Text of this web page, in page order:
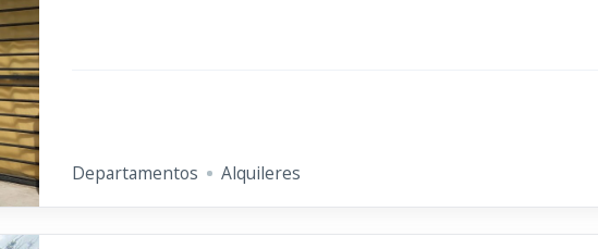
Departamentos Alquileres